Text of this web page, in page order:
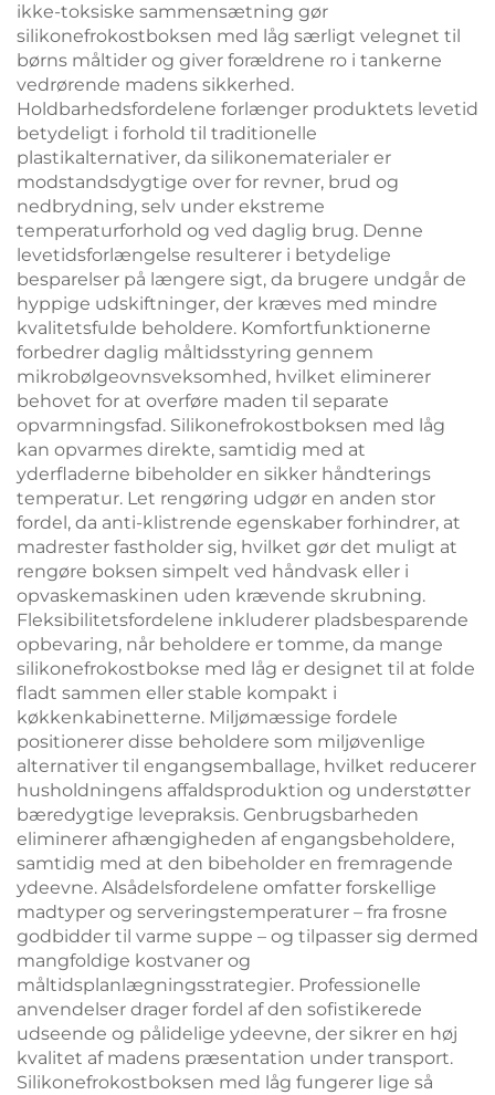
ikke-toksiske sammensætning gør
silikonefrokostboksen med låg særligt velegnet til
børns måltider og giver forældrene ro i tankerne
vedrørende madens sikkerhed.
Holdbarhedsfordelene forlænger produktets levetid
betydeligt i forhold til traditionelle
plastikalternativer, da silikonematerialer er
modstandsdygtige over for revner, brud og
nedbrydning, selv under ekstreme
temperaturforhold og ved daglig brug. Denne
levetidsforlængelse resulterer i betydelige
besparelser på længere sigt, da brugere undgår de
hyppige udskiftninger, der kræves med mindre
kvalitetsfulde beholdere. Komfortfunktionerne
forbedrer daglig måltidsstyring gennem
mikrobølgeovnsveksomhed, hvilket eliminerer
behovet for at overføre maden til separate
opvarmningsfad. Silikonefrokostboksen med låg
kan opvarmes direkte, samtidig med at
yderfladerne bibeholder en sikker håndterings
temperatur. Let rengøring udgør en anden stor
fordel, da anti-klistrende egenskaber forhindrer, at
madrester fastholder sig, hvilket gør det muligt at
rengøre boksen simpelt ved håndvask eller i
opvaskemaskinen uden krævende skrubning.
Fleksibilitetsfordelene inkluderer pladsbesparende
opbevaring, når beholdere er tomme, da mange
silikonefrokostbokse med låg er designet til at folde
fladt sammen eller stable kompakt i
køkkenkabinetterne. Miljømæssige fordele
positionerer disse beholdere som miljøvenlige
alternativer til engangsemballage, hvilket reducerer
husholdningens affaldsproduktion og understøtter
bæredygtige levepraksis. Genbrugsbarheden
eliminerer afhængigheden af engangsbeholdere,
samtidig med at den bibeholder en fremragende
ydeevne. Alsådelsfordelene omfatter forskellige
madtyper og serveringstemperaturer – fra frosne
godbidder til varme suppe – og tilpasser sig dermed
mangfoldige kostvaner og
måltidsplanlægningsstrategier. Professionelle
anvendelser drager fordel af den sofistikerede
udseende og pålidelige ydeevne, der sikrer en høj
kvalitet af madens præsentation under transport.
Silikonefrokostboksen med låg fungerer lige så